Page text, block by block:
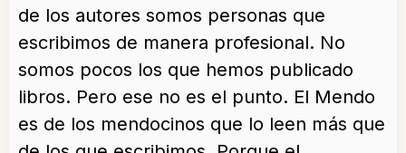
de los autores somos personas que
escribimos de manera profesional. No
somos pocos los que hemos publicado
libros. Pero ese no es el punto. El Mendo
es de los mendocinos que lo leen más que